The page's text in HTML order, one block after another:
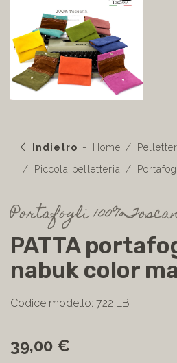
Indietro Home
Piccola pelletteria
Portafogli
PATTA
nabuk color
Codice modello: 722 LB
39,00 €